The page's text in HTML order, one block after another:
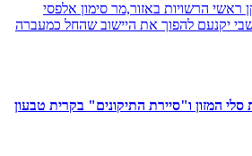
ראשי הרשויות באזור,מר סימון אלפסי
יקנעם להפוך את היישוב שהחל כמעברה
המזון ו"סיירת התיקונים" בקרית טבעון